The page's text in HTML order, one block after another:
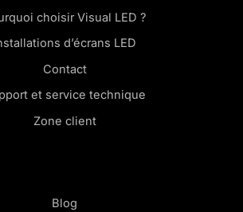
choisir Visual LED ?
d’écrans LED
Contact
et service technique
Zone client
Blog